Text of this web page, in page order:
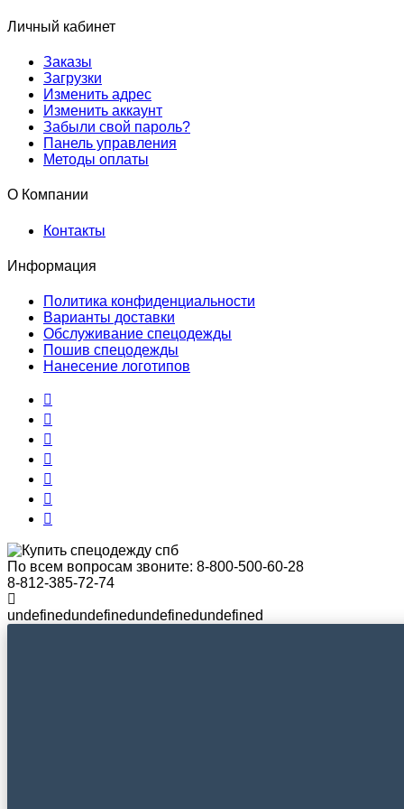
Личный кабинет
Заказы
Загрузки
Изменить адрес
Изменить аккаунт
Забыли свой пароль?
Панель управления
Методы оплаты
О Компании
Контакты
Информация
Политика конфиденциальности
Варианты доставки
Обслуживание спецодежды
Пошив спецодежды
Нанесение логотипов
По всем вопросам звоните: 8-800-500-60-28
8-812-385-72-74
undefinedundefinedundefinedundefined